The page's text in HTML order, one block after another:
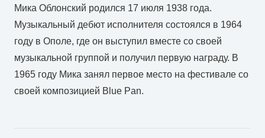
Мика Облонский родился 17 июля 1938 года.
Музыкальный дебют исполнителя состоялся в 1964
году в Ополе, где он выступил вместе со своей
музыкальной группой и получил первую награду. В
1965 году Мика занял первое место на фестивале со
своей композицией Blue Pan.